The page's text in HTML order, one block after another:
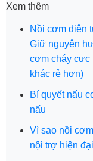
Xem thêm
Nồi cơm điện
Giữ nguyên
cơm cháy cực
khác rẻ hơn)
Bí quyết nấu
nấu
Vì sao nồi
nội trợ hiện